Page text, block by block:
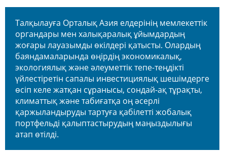
Талқылауға Орталық Азия елдерінің мемлекеттік
органдары мен халықаралық ұйымдардың
жоғары лауазымды өкілдері қатысты. Олардың
баяндамаларында өңірдің экономикалық,
экологиялық және әлеуметтік тепе-теңдікті
үйлестіретін сапалы инвестициялық шешімдерге
өсіп келе жатқан сұранысы, сондай-ақ тұрақты,
климаттық және табиғатқа оң әсерлі
қаржыландыруды тартуға қабілетті жобалық
портфельді қалыптастырудың маңыздылығы
атап өтілді.